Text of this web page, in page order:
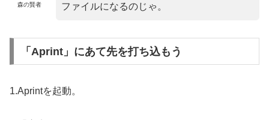
森の賢者
ファイルになるのじゃ。
「Aprint」にあて先を打ち込もう
1.Aprintを起動。